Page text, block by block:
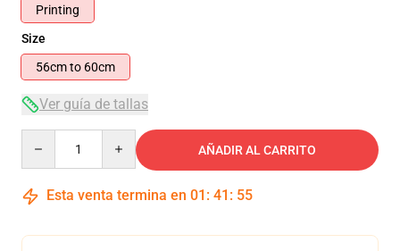
Printing
Size
56cm to 60cm
Ver guía de tallas
AÑADIR AL CARRITO
Esta venta termina en 01 : 41 : 54